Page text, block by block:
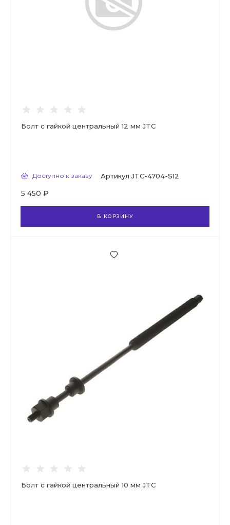
Болт с гайкой центральный 12 мм JTC
Доступно к заказу Артикул JTC-4704-S12
5 450 ₽
В КОРЗИНУ
Болт с гайкой центральный 10 мм JTC